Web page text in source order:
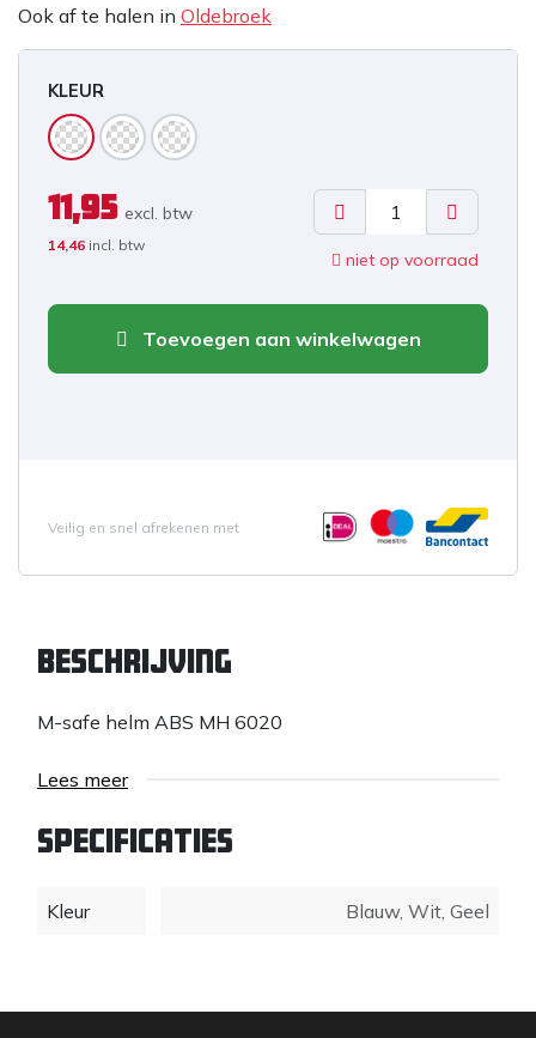
Ook af te halen in Oldebroek
KLEUR
11,95 excl. btw
14,46 incl. btw
niet op voorraad
Toevoegen aan winkelwagen
Veilig en snel afrekenen met
Beschrijving
M-safe helm ABS MH 6020
Lees meer
Specificaties
Kleur Blauw, Wit, Geel